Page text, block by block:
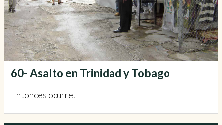
60- Asalto en Trinidad y Tobago
Entonces ocurre.